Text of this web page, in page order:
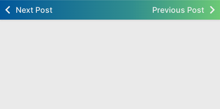
Next Post Previous Post